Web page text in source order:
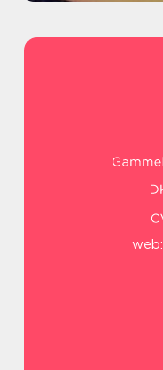
web: